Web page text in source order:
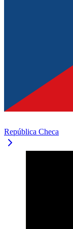
República Checa